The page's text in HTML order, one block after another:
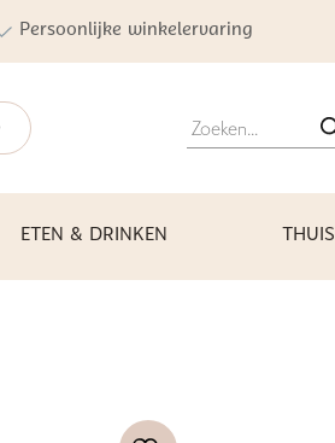
Persoonlijke winkelervaring
Producten
zoeken
ETEN & DRINKEN THUIS